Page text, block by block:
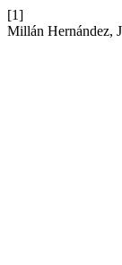
[1]
Millán Hernández,